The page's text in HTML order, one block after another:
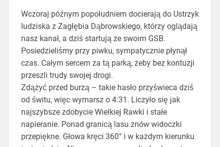
Wczoraj późnym popołudniem docierają do Ustrzyk
ludziska z Zagłębia Dąbrowskiego, którzy oglądają
nasz kanał, a dziś startują ze swoim GSB.
Posiedzieliśmy przy piwku, sympatycznie płynął
czas. Całym sercem za tą parką, żeby bez kontuzji
przeszli trudy swojej drogi.
Zdążyć przed burzą – takie hasło przyświeca dziś
od świtu, więc wymarsz o 4:31. Liczyło się jak
najszybsze zdobycie Wielkiej Rawki i stałe
napieranie. Ponad granicą lasu znów widoczki
przepiękne. Głowa kręci 360° i w każdym kierunku